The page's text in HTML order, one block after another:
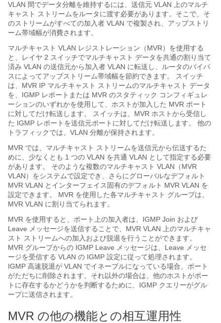
VLAN 間でデータ分離を維持するには、送信元 VLAN 上のマルチ
キャスト ストリームをルータに渡す必要があります。そこで、そ
のストリームがすべての加入者 VLAN で複製され、アップストリ
ーム帯域幅が消費されます。
マルチキャスト VLAN レジストレーション（MVR）を使用する
と、レイヤ 2 スイッチでマルチキャスト データを共通の割り当て
済み VLAN の送信元から加入者 VLAN に転送し、ルータのバイパ
スによってアップストリーム帯域幅を節約できます。 スイッチ
は、MVR IP マルチキャスト ストリームのマルチキャスト データ
を、IGMP レポートまたは MVR のスタティック コンフィギュレ
ーションのいずれかを使用して、ホストが加入した MVR ポート
に対してだけ転送します。 スイッチは、MVR ホストから受信し
た IGMP レポートを送信元ポートに対してだけ転送します。 他の
トラフィックでは、VLAN 分離が保持されます。
MVR では、マルチキャスト ストリームを送信元から伝送するた
めに、少なくとも 1 つの VLAN を共通 VLAN として指定する必要
があります。 そのような複数のマルチキャスト VLAN（MVR
VLAN）をシステムで設定でき、さらにグローバルなデフォルト
MVR VLAN とインターフェイス固有のデフォルト MVR VLAN を
設定できます。 MVR を使用した各マルチキャスト グループは、
MVR VLAN に割り当てられます。
MVR を使用すると、ポート上の加入者は、IGMP Join および
Leave メッセージを送信することで、MVR VLAN 上のマルチキャ
スト ストリームへの加入および脱退を行うことができます。
MVR グループからの IGMP Leave メッセージは、Leave メッセ
ージを受信する VLAN の IGMP 設定に従って処理されます。
IGMP 高速脱退が VLAN でイネーブルになっている場合、ポート
がただちに削除されます。それ以外の場合は、他のホストがポー
トに存在するかどうかを判断するために、IGMP クエリーがグル
ープに送信されます。
MVR の他の機能との相互運用性